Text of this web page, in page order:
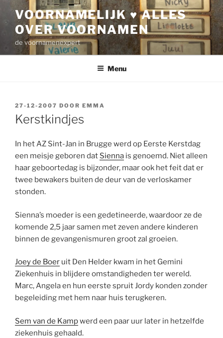
inhoud
VOORNAMELIJK ♥ ALLES
OVER VOORNAMEN
de voornamenexpert
Menu
GEPLAATST
OP
27-12-2007 DOOR EMMA
Kerstkindjes
In het AZ Sint-Jan in Brugge werd op Eerste Kerstdag
een meisje geboren dat Sienna is genoemd. Niet alleen
haar geboortedag is bijzonder, maar ook het feit dat er
twee bewakers buiten de deur van de verloskamer
stonden.
Sienna’s moeder is een gedetineerde, waardoor ze de
komende 2,5 jaar samen met zeven andere kinderen
binnen de gevangenismuren groot zal groeien.
Joey de Boer uit Den Helder kwam in het Gemini
Ziekenhuis in blijdere omstandigheden ter wereld.
Marc, Angela en hun eerste spruit Jordy konden zonder
begeleiding met hem naar huis terugkeren.
Sem van de Kampwerd een paar uur later in hetzelfde
ziekenhuis gehaald.